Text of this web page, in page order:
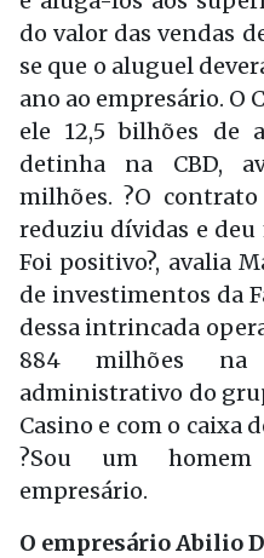
do valor das vendas
se que o aluguel
ano ao empresário. O
ele 12,5 bilhões de
detinha na CBD,
milhões. ?O
reduziu dívidas e deu
Foi positivo?, avalia
de investimentos da
dessa intrincada
884 milhões
administrativo do
Casino e com o caixa
?Sou um
empresário.
O empresário Abilio